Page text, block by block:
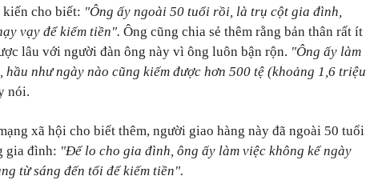
cho biết: "Ông ấy ngoài 50 tuổi rồi, là trụ cột gia đình,
vạy để kiếm tiền". Ông cũng chia sẻ thêm rằng bản thân rất ít
lâu với người đàn ông này vì ông luôn bận rộn. "Ông ấy làm
hầu như ngày nào cũng kiếm được hơn 500 tệ (khoảng 1,6 triệu
nói.
xã hội cho biết thêm, người giao hàng này đã ngoài 50 tuổi
gia đình: "Để lo cho gia đình, ông ấy làm việc không kể ngày
từ sáng đến tối để kiếm tiền".